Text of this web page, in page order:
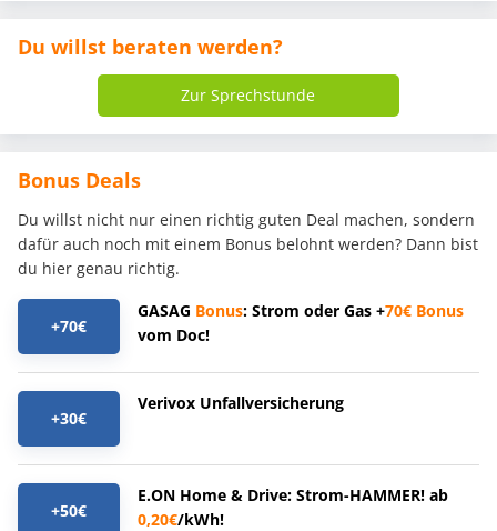
Du willst beraten werden?
Zur Sprechstunde
Bonus Deals
Du willst nicht nur einen richtig guten Deal machen, sondern
dafür auch noch mit einem Bonus belohnt werden? Dann bist
du hier genau richtig.
+70€
GASAG Bonus: Strom oder Gas +70€ Bonus
vom Doc!
+30€
Verivox Unfallversicherung
+50€
E.ON Home & Drive: Strom-HAMMER! ab
0,20€/kWh!